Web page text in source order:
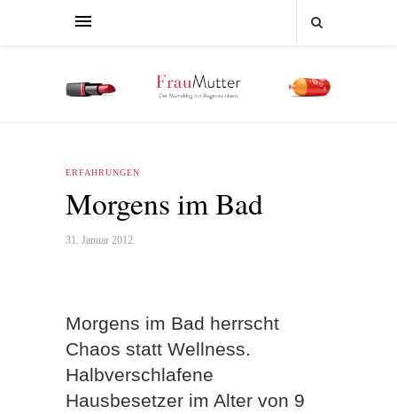
ERFAHRUNGEN
Morgens im Bad
31. Januar 2012
Morgens im Bad herrscht
Chaos statt Wellness.
Halbverschlafene
Hausbesetzer im Alter von 9